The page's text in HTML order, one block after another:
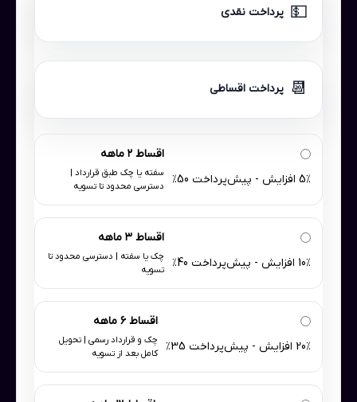
💵 پرداخت نقدی
📆 پرداخت اقساطی
اقساط ۲ ماهه
5٪ افزایش - پیش‌پرداخت 50٪
سفته یا چک طبق قرارداد |
دسترسی محدود تا تسویه
اقساط ۳ ماهه
10٪ افزایش - پیش‌پرداخت 40٪
چک یا سفته | دسترسی محدود تا
تسویه
اقساط ۶ ماهه
20٪ افزایش - پیش‌پرداخت 35٪
چک و قرارداد رسمی | تحویل
کامل بعد از تسویه